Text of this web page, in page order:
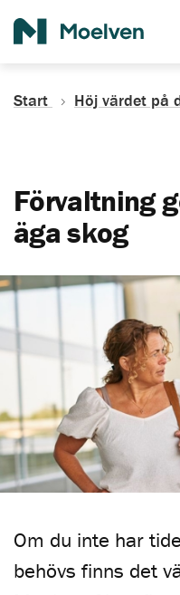
Start Höj värdet på
Förvaltning
äga skog
Om du inte har
behövs finns det